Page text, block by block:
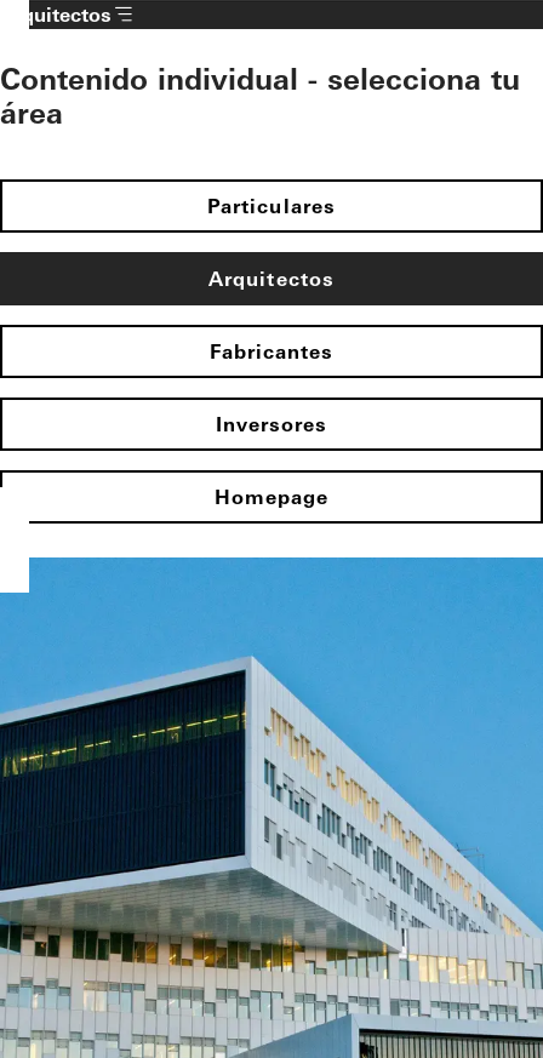
Arquitectos
Contenido individual - selecciona tu
área
Particulares
Arquitectos
Fabricantes
Inversores
Homepage